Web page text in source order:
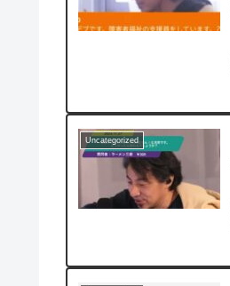
Uncategorized